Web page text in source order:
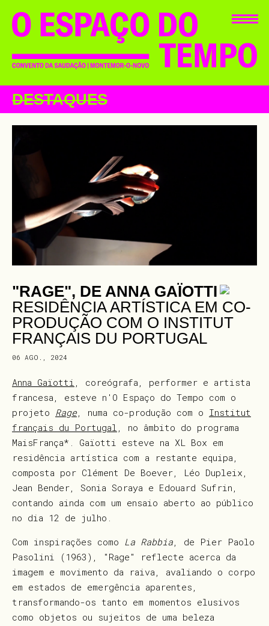
DESTAQUES
"RAGE", DE ANNA GAÏOTTI
RESIDÊNCIA ARTÍSTICA EM CO-
PRODUÇÃO COM O INSTITUT
FRANÇAIS DU PORTUGAL
06 AGO., 2024
Anna Gaïotti
, coreógrafa, performer e artista
francesa, esteve n'O Espaço do Tempo com o
projeto Rage, numa co-produção com o Institut
français du Portugal
, no âmbito do programa
MaisFrança*. Gaïotti esteve na XL Box em
residência artística com a restante equipa,
composta por Clément De Boever, Léo Dupleix,
Jean Bender, Sonia Soraya e Edouard Sufrin,
contando ainda com um ensaio aberto ao público
no dia 12 de julho.
Com inspirações como La Rabbia , de Pier Paolo
Pasolini (1963), "Rage" reflecte acerca da
imagem e movimento da raiva, avaliando o corpo
em estados de emergência aparentes,
transformando-os tanto em momentos elusivos
como objetos ou sujeitos de uma beleza